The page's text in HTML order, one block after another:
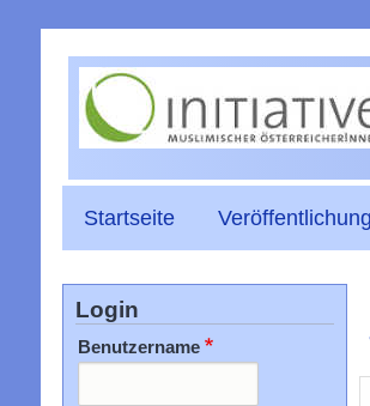
Startseite
Login
Benutzername